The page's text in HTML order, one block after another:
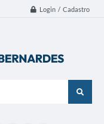
Login / Cadastro